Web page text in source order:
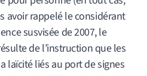
avoir rappelé le considérant
susvisée de 2007, le
de l’instruction que les
laïcité liés au port de signes